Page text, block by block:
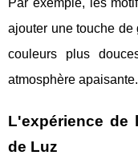
ajouter une touche de
couleurs plus
atmosphère apaisante.
L'expérience de
de Luz